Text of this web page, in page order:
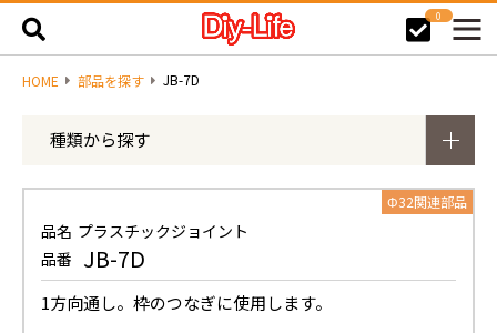
0
HOME 部品を探す JB-7D
種類から探す
Φ32関連部品
品名 プラスチックジョイント
品番 JB-7D
1方向通し。枠のつなぎに使用します。